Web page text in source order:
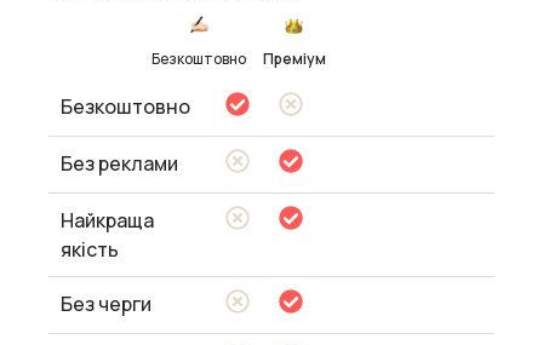
Безкоштовно Преміум
Безкоштовно
Без реклами
Найкраща
якість
Без черги